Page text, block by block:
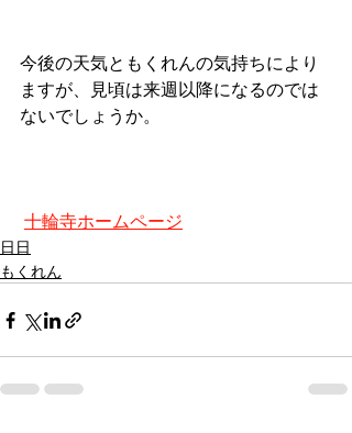
今後の天気ともくれんの気持ちにより
ますが、見頃は来週以降になるのでは
ないでしょうか。
十輪寺ホームページ
日日
もくれん